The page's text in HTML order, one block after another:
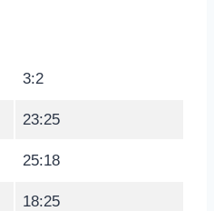
3:2
23:25
25:18
18:25